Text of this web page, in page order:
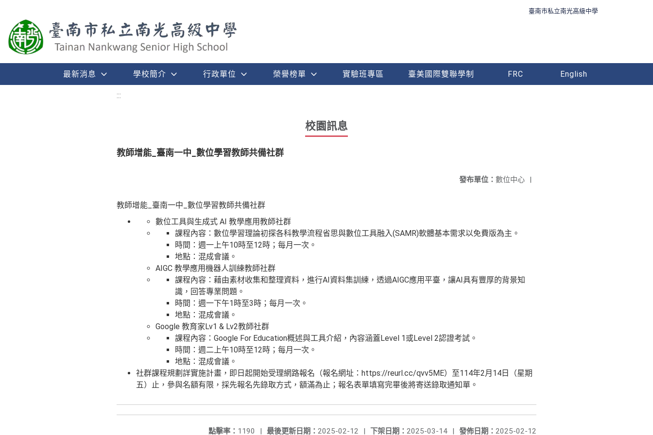
臺南市私立南光高級中學
最新消息 學校簡介 行政單位 榮譽榜單 實驗班專區 臺美國際雙聯學制 FRC English
:::
校園訊息
教師增能_臺南一中_數位學習教師共備社群
發布單位： 數位中心 |
教師增能_臺南一中_數位學習教師共備社群
數位工具與生成式 AI 教學應用教師社群
課程內容：數位學習理論初探各科教學流程省思與數位工具融入(SAMR)軟體基本需求以免費版為主。
時間：週一上午10時至12時；每月一次。
地點：混成會議。
AIGC 教學應用機器人訓練教師社群
課程內容：藉由素材收集和整理資料，進行AI資料集訓練，透過AIGC應用平臺，讓AI具有豐厚的背景知
識，回答專業問題。
時間：週一下午1時至3時；每月一次。
地點：混成會議。
Google 教育家Lv1 & Lv2教師社群
課程內容：Google For Education概述與工具介紹，內容涵蓋Level 1或Level 2認證考試。
時間：週二上午10時至12時；每月一次。
地點：混成會議。
社群課程規劃詳實施計畫，即日起開始受理網路報名（報名網址：https://reurl.cc/qvv5ME）至114年2月14日（星期
五）止，參與名額有限，採先報名先錄取方式，額滿為止；報名表單填寫完畢後將寄送錄取通知單。
發佈日期： 2025-02-12
下架日期： 2025-03-14 |
最後更新日期： 2025-02-12 |
點擊率： 1190 |